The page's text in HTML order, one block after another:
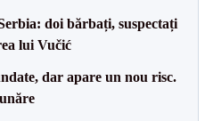
doi bărbați, suspectați
lui Vučić
dar apare un nou risc.